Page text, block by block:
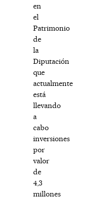
en
el
Patrimonio
de
la
Diputación
que
actualmente
está
llevando
a
cabo
inversiones
por
valor
de
4,3
millones